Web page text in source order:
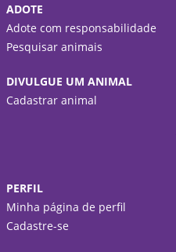
ADOTE
Adote com responsabilidade
Pesquisar animais
DIVULGUE UM ANIMAL
Cadastrar animal
PERFIL
Minha página de perfil
Cadastre-se